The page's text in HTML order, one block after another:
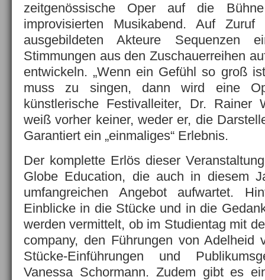
zeitgenössische Oper auf die
improvisierten Musikabend. Auf
ausgebildeten Akteure
Stimmungen aus den Zuschauerreihen
entwickeln. „Wenn ein Gefühl so groß
muss zu singen, dann wird eine
künstlerische Festivalleiter, Dr. Rainer
weiß vorher keiner, weder er, die
Garantiert ein „einmaliges“ Erlebnis.
Der komplette Erlös dieser
Globe Education, die auch in diesem
umfangreichen Angebot aufwartet.
Einblicke in die Stücke und in die
werden vermittelt, ob im Studientag mit
company, den Führungen von Adelheid
Stücke-Einführungen und
Vanessa Schormann. Zudem gibt es